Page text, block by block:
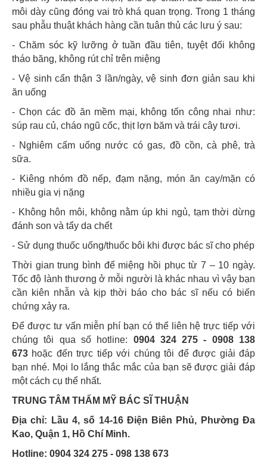
môi dày cũng đóng vai trò khá quan trọng. Trong 1 tháng
sau phẫu thuật khách hàng cần tuân thủ các lưu ý sau:
- Chăm sóc kỹ lưỡng ở tuần đầu tiên, tuyệt đối không
tháo băng, không rút chỉ trên miệng
- Vệ sinh cẩn thận 3 lần/ngày, vệ sinh đơn giản sau khi
ăn uống
- Chọn các đồ ăn mềm mại, không tốn công nhai như:
súp rau củ, cháo ngũ cốc, thịt lợn băm và trái cây tươi.
- Nghiêm cấm uống nước có gas, đồ cồn, cà phê, trà
sữa.
- Kiêng nhóm đồ nếp, đạm nặng, món ăn cay/mặn có
nhiều gia vị nặng
- Không hôn môi, không nằm úp khi ngủ, tạm thời dừng
đánh son và tẩy da chết
- Sử dụng thuốc uống/thuốc bôi khi được bác sĩ cho phép
Thời gian trung bình để miệng hồi phục từ 7 – 10 ngày.
Tốc độ lành thương ở mỗi người là khác nhau vì vậy bạn
cần kiên nhẫn và kịp thời báo cho bác sĩ nếu có biến
chứng xảy ra.
Để được tư vấn miễn phí bạn có thể liên hệ trực tiếp với
chúng tôi qua số hotline: 0904 324 275 - 0908 138
673 hoặc đến trực tiếp với chúng tôi để được giải đáp
bạn nhé. Mọi lo lắng thắc mắc của bạn sẽ được giải đáp
một cách cụ thể nhất.
TRUNG TÂM THẨM MỸ BÁC SĨ THUẬN
Địa chỉ: Lầu 4, số 14-16 Điện Biên Phủ, Phường Đa
Kao, Quận 1, Hồ Chí Minh.
Hotline: 0904 324 275 - 098 138 673